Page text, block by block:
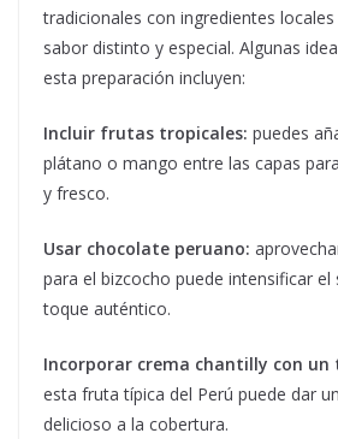
tradicionales con ingredientes
sabor distinto y especial. Algunas
esta preparación incluyen:
Incluir frutas tropicales: puedes
plátano o mango entre las capas
y fresco.
Usar chocolate peruano:
para el bizcocho puede intensificar
toque auténtico.
Incorporar crema chantilly con un
esta fruta típica del Perú puede dar
delicioso a la cobertura.